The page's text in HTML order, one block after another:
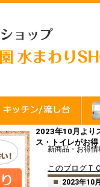
2023年10月より
ス・トイレがお得
新商品・お得情
このブログＴ
2023年10